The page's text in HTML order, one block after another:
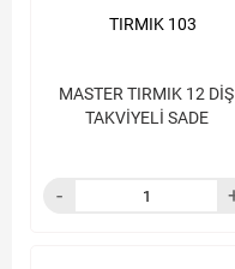
MASTER TIRMIK 12 DİŞ
TAKVİYELİ SADE
TIRMIK 103